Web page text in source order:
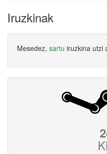
Iruzkinak
Mesedez, sartu iruzkina utzi